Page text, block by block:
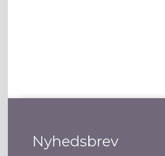
Nyhedsbrev